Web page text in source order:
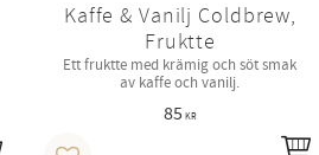
Kaffe & Vanilj Coldbrew,
Fruktte
Ett fruktte med krämig och söt smak
av kaffe och vanilj.
85 KR